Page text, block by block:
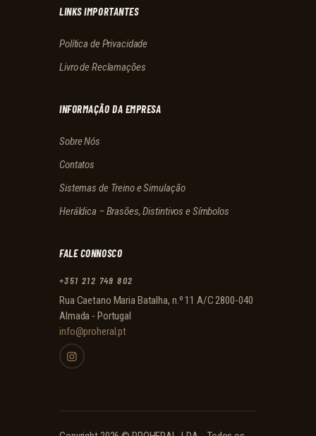
LINKS IMPORTANTES
Política de Privacidade
Livro de Reclamações
INFORMAÇÃO DA EMPRESA
Sobre Nós
Contatos
Sistemas de Treino e Simulação
Heráldica – Brasões, Distintivos e Símbolos
FALE CONNOSCO
+351 212 749 802
Rua Caetano Maria Batalha, n.º 11 A/C 2800-040
Almada - Portugal
info@proheral.pt